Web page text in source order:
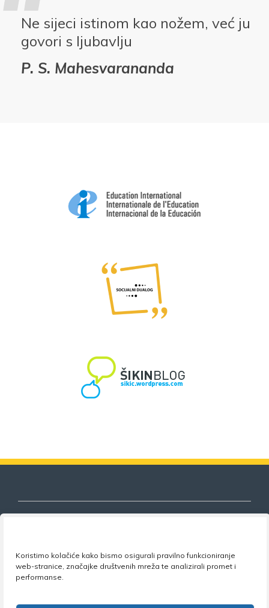
Koristimo kolačiće kako bismo osigurali pravilno funkcioniranje
web-stranice, značajke društvenih mreža te analizirali promet i
performanse.
Ne sijeci istinom kao nožem, već ju
govori s ljubavlju
P. S. Mahesvarananda
Nezavisni sindikat znanosti i visokog
obrazovanja